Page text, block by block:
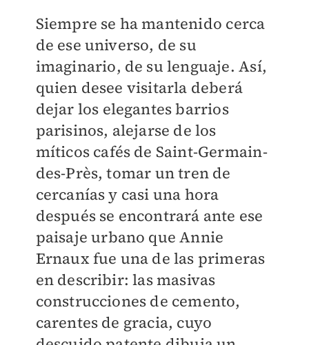
Siempre se ha mantenido cerca
de ese universo, de su
imaginario, de su lenguaje. Así,
quien desee visitarla deberá
dejar los elegantes barrios
parisinos, alejarse de los
míticos cafés de Saint-Germain-
des-Près, tomar un tren de
cercanías y casi una hora
después se encontrará ante ese
paisaje urbano que Annie
Ernaux fue una de las primeras
en describir: las masivas
construcciones de cemento,
carentes de gracia, cuyo